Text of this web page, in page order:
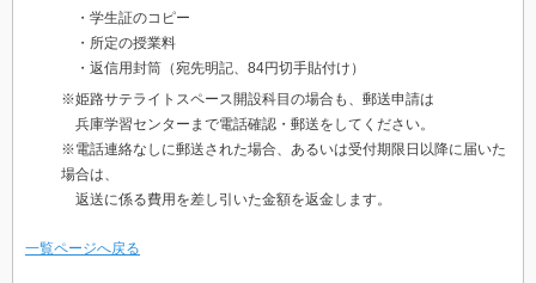
・ 学生証のコピー
・ 所定の授業料
・ 返信用封筒 （宛先明記、84円切手貼付け）
※姫路サテライトスペース開設科目の場合も、郵送申請は
兵庫学習センターまで電話確認・郵送をしてください。
※電話連絡なしに郵送された場合、あるいは受付期限日以降に届いた
場合は、
返送に係る費用を差し引いた金額を返金します。
一覧ページへ戻る